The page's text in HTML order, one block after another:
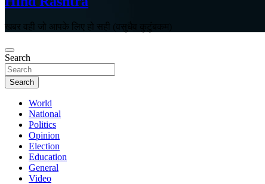
खबर वही जो आपके लिए हो सही (वसुधैव कुटुंबकम)
Search
Search
World
National
Politics
Opinion
Election
Education
General
Video